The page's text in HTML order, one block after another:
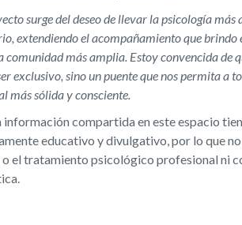
surge del deseo de llevar la psicología más
extendiendo el acompañamiento que
comunidad más amplia. Estoy convencida de
exclusivo, sino un puente que nos permita a
más sólida y consciente.
información compartida en este espacio
educativo y divulgativo, por lo que
o el tratamiento psicológico profesional ni